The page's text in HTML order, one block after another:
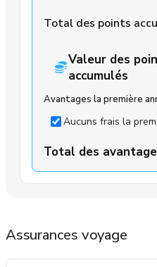
Total des points
Valeur des
accumulés
Avantages la première
Aucuns frais la
Total des
Assurances voyage